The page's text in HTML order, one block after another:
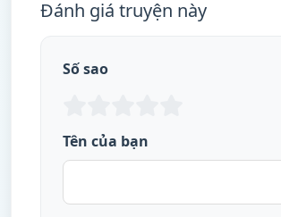
Đánh giá truyện này
Số sao
Tên của bạn